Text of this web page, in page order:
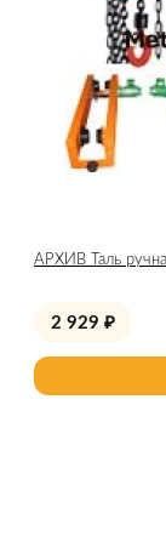
АРХИВ Таль
2 929 ₽